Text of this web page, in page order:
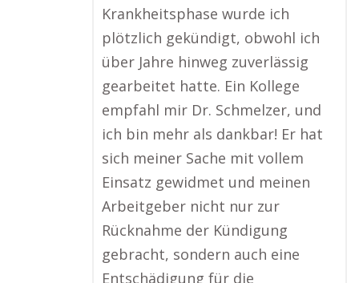
Krankheitsphase wurde ich
plötzlich gekündigt, obwohl ich
über Jahre hinweg zuverlässig
gearbeitet hatte. Ein Kollege
empfahl mir Dr. Schmelzer, und
ich bin mehr als dankbar! Er hat
sich meiner Sache mit vollem
Einsatz gewidmet und meinen
Arbeitgeber nicht nur zur
Rücknahme der Kündigung
gebracht, sondern auch eine
Entschädigung für die